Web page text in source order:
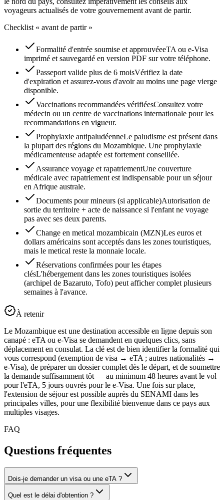
voyageurs actualisés de votre gouvernement avant de partir.
Checklist « avant de partir »
Formalité d'entrée soumise et approuvéeeTA ou e-Visa
imprimé et sauvegardé en version PDF sur votre téléphone.
Passeport valide plus de 6 moisVérifiez la date
d'expiration et assurez-vous d'avoir au moins une page vierge
disponible.
Vaccinations recommandées vérifiéesConsultez votre
médecin ou un centre de vaccinations internationale pour les
recommandations en vigueur.
Prophylaxie antipaludéenneLe paludisme est présent dans
la plupart des régions du Mozambique. Une prophylaxie
médicamenteuse adaptée est fortement conseillée.
Assurance voyage et rapatriementUne couverture
médicale avec rapatriement est indispensable pour un séjour
en Afrique australe.
Documents pour mineurs (si applicable)Autorisation de
sortie du territoire + acte de naissance si l'enfant ne voyage
pas avec ses deux parents.
Change en metical mozambicain (MZN)Les euros et
dollars américains sont acceptés dans les zones touristiques,
mais le metical reste la monnaie locale.
Réservations confirmées pour les étapes
clésL'hébergement dans les zones touristiques isolées
(archipel de Bazaruto, Tofo) peut afficher complet plusieurs
semaines à l'avance.
À retenir
Le Mozambique est une destination accessible en ligne depuis son
canapé : eTA ou e-Visa se demandent en quelques clics, sans
déplacement en consulat. La clé est de bien identifier la formalité qui
vous correspond (exemption de visa → eTA ; autres nationalités →
e-Visa), de préparer un dossier complet dès le départ, et de soumettre
la demande suffisamment tôt — au minimum 48 heures avant le vol
pour l'eTA, 5 jours ouvrés pour le e-Visa. Une fois sur place,
l'extension de séjour est possible auprès du SENAMI dans les
principales villes, pour une flexibilité bienvenue dans ce pays aux
multiples visages.
FAQ
Questions fréquentes
Dois-je demander un visa ou une eTA ?
Quel est le délai d'obtention ?